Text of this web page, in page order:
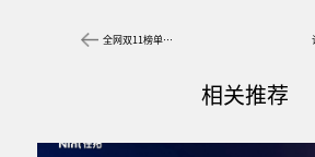
全网双11榜单首发，任拓多维解读助力下半场决胜
相关推荐